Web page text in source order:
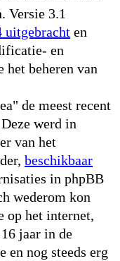
Versie 3.1
uitgebracht en
en
het beheren van
de meest recent
werd in
van het
beschikbaar
in phpBB
wederom kon
op het internet,
jaar in de
en nog steeds erg